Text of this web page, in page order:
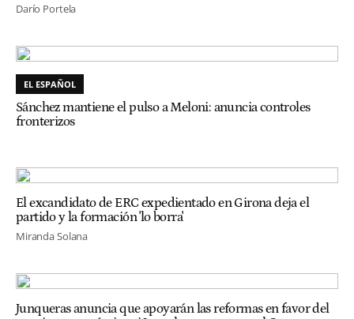
Darío Portela
EL ESPAÑOL
Sánchez mantiene el pulso a Meloni: anuncia controles
fronterizos
El excandidato de ERC expedientado en Girona deja el
partido y la formación 'lo borra'
Miranda Solana
Junqueras anuncia que apoyarán las reformas en favor del